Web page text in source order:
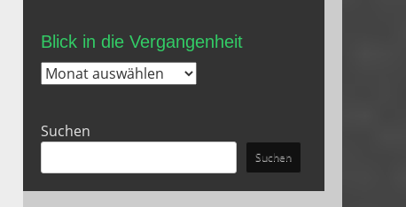
Blick in die Vergangenheit
Blick
Vergangenheit
Suchen
Suchen